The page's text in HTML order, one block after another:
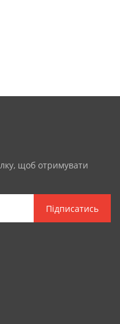
щоб отримувати
Підписатись